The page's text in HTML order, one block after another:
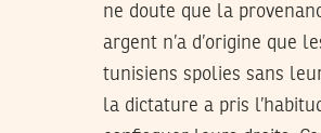
ne doute que la
argent n’a d’origine que
tunisiens spolies sans
la dictature a pris